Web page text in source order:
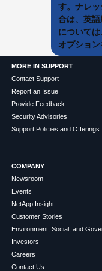
す。ナレ
合は、英
について
オプション
MORE IN SUPPORT
Contact Support
Report an Issue
Provide Feedback
Security Advisories
Support Policies and Offerings
COMPANY
Newsroom
Events
NetApp Insight
Customer Stories
Environment, Social, and
Investors
Careers
Contact Us